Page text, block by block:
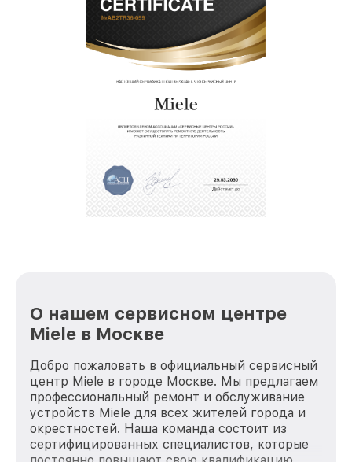
О нашем сервисном центре
Miele в Москве
Добро пожаловать в официальный сервисный
центр Miele в городе Москве. Мы предлагаем
профессиональный ремонт и обслуживание
устройств Miele для всех жителей города и
окрестностей. Наша команда состоит из
сертифицированных специалистов, которые